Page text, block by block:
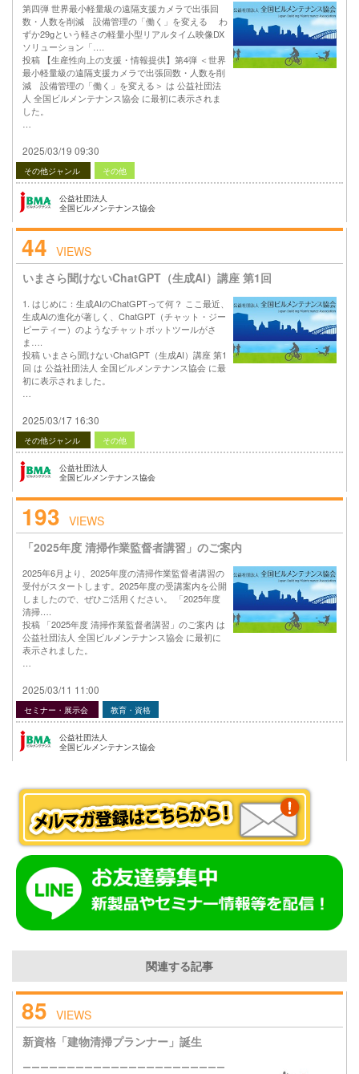
第四弾 世界最小軽量級の遠隔支援カメラで出張回
数・人数を削減 設備管理の「働く」を変える わ
ずか29gという軽さの軽量小型リアルタイム映像DX
ソリューション「….
投稿 【生産性向上の支援・情報提供】第4弾 ＜世界
最小軽量級の遠隔支援カメラで出張回数・人数を削
減 設備管理の「働く」を変える＞ は 公益社団法
人 全国ビルメンテナンス協会 に最初に表示されま
した。
2025/03/19 09:30
その他ジャンル その他
公益社団法人
全国ビルメンテナンス協会
44 VIEWS
いまさら聞けないChatGPT（生成AI）講座 第1回
1. はじめに：生成AIのChatGPTって何？ ここ最近、
生成AIの進化が著しく、ChatGPT（チャット・ジー
ピーティー）のようなチャットボットツールがさ
ま….
投稿 いまさら聞けないChatGPT（生成AI）講座 第1
回 は 公益社団法人 全国ビルメンテナンス協会 に最
初に表示されました。
2025/03/17 16:30
その他ジャンル その他
公益社団法人
全国ビルメンテナンス協会
193 VIEWS
「2025年度 清掃作業監督者講習」のご案内
2025年6月より、2025年度の清掃作業監督者講習の
受付がスタートします。2025年度の受講案内を公開
しましたので、ぜひご活用ください。 「2025年度
清掃….
投稿 「2025年度 清掃作業監督者講習」のご案内 は
公益社団法人 全国ビルメンテナンス協会 に最初に
表示されました。
2025/03/11 11:00
セミナー・展示会 教育・資格
公益社団法人
全国ビルメンテナンス協会
関連する記事
85 VIEWS
新資格「建物清掃プランナー」誕生
ーーーーーーーーーーーーーーーーーーーーーーー